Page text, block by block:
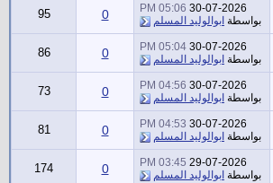
30-07-2026
05:06 PM
بواسطة ابوالوليد المسلم 0
95
30-07-2026
05:04 PM
بواسطة ابوالوليد المسلم 0
86
30-07-2026
04:56 PM
بواسطة ابوالوليد المسلم 0
73
30-07-2026
04:53 PM
بواسطة ابوالوليد المسلم 0
81
29-07-2026
03:45 PM
بواسطة ابوالوليد المسلم 0
174